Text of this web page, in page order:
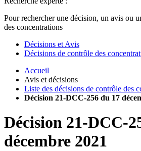
Pour rechercher une décision, un avis ou
des concentrations
Décisions et Avis
Décisions de contrôle des
Accueil
Avis et décisions
Liste des décisions de contrôle des
Décision 21-DCC-256 du 17
Décision 21-DCC-
décembre 2021